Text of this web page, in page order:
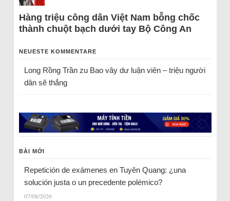
Hàng triệu công dân Việt Nam bỗng chốc
thành chuột bạch dưới tay Bộ Công An
NEUESTE KOMMENTARE
Long Rồng Trầnzu Bao vây dư luận viên – triệu người
dân sẽ thắng
BÀI MỚI
Repetición de exámenes en Tuyên Quang: ¿una
solución justa o un precedente polémico?
07/08/2026